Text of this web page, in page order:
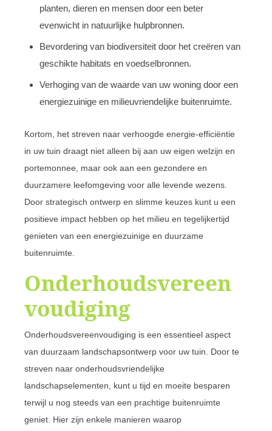
planten, dieren en mensen door een beter
evenwicht in natuurlijke hulpbronnen.
Bevordering van biodiversiteit door het creëren van
geschikte habitats en voedselbronnen.
Verhoging van de waarde van uw woning door een
energiezuinige en milieuvriendelijke buitenruimte.
Kortom, het streven naar verhoogde energie-efficiëntie
in uw tuin draagt niet alleen bij aan uw eigen welzijn en
portemonnee, maar ook aan een gezondere en
duurzamere leefomgeving voor alle levende wezens.
Door strategisch ontwerp en slimme keuzes kunt u een
positieve impact hebben op het milieu en tegelijkertijd
genieten van een energiezuinige en duurzame
buitenruimte.
Onderhoudsvereen
voudiging
Onderhoudsvereenvoudiging is een essentieel aspect
van duurzaam landschapsontwerp voor uw tuin. Door te
streven naar onderhoudsvriendelijke
landschapselementen, kunt u tijd en moeite besparen
terwijl u nog steeds van een prachtige buitenruimte
geniet. Hier zijn enkele manieren waarop